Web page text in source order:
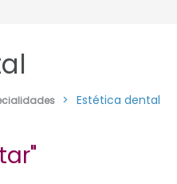
> Estética dental